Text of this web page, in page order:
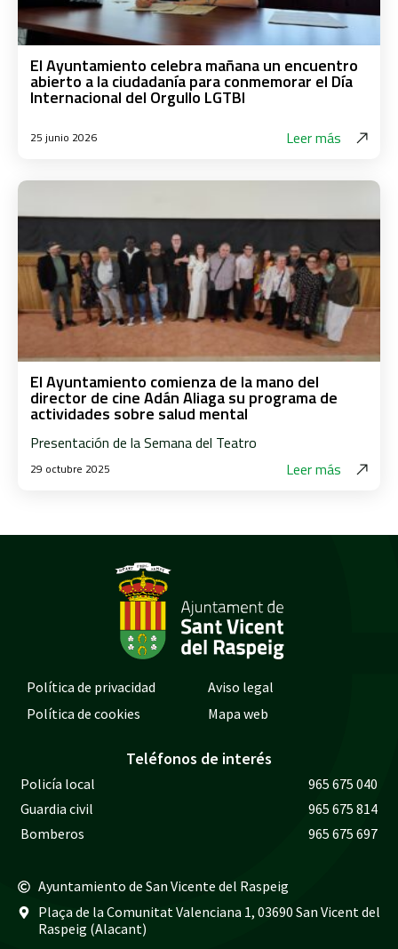
El Ayuntamiento celebra mañana un encuentro
abierto a la ciudadanía para conmemorar el Día
Internacional del Orgullo LGTBI
25 junio 2026 Leer más
El Ayuntamiento comienza de la mano del
director de cine Adán Aliaga su programa de
actividades sobre salud mental
29 octubre 2025
Presentación de la Semana del Teatro
Leer más
Política de privacidad
Aviso legal
Política de cookies
Mapa web
Teléfonos de interés
Policía local
965 675 040
Guardia civil
965 675 814
Bomberos
965 675 697
Ayuntamiento de San Vicente del Raspeig
Plaça de la Comunitat Valenciana 1, 03690 San Vicent del
Raspeig (Alacant)